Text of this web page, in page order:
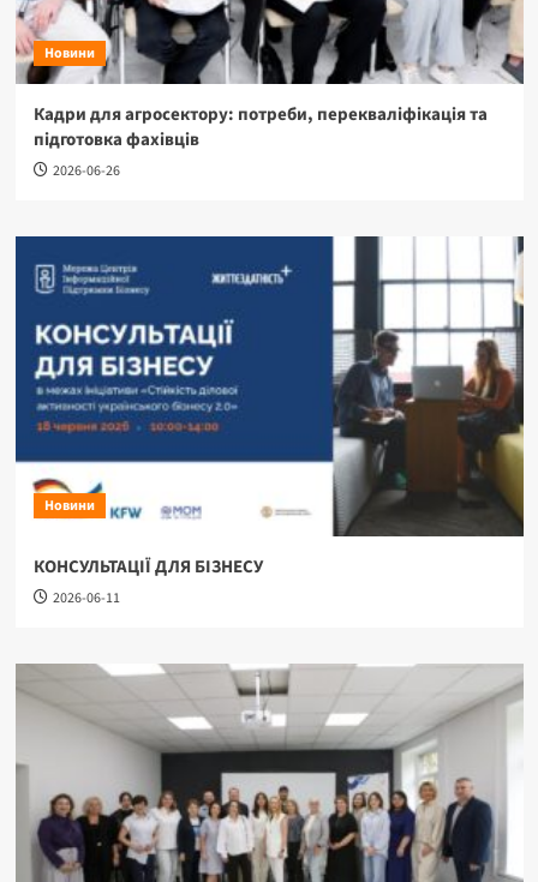
Новини
Кадри для агросектору: потреби, перекваліфікація та
підготовка фахівців
2026-06-26
Новини
КОНСУЛЬТАЦІЇ ДЛЯ БІЗНЕСУ
2026-06-11